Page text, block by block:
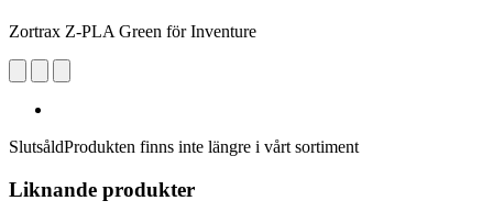
Zortrax Z-PLA Green för Inventure
SlutsåldProdukten finns inte längre i vårt sortiment
Liknande produkter